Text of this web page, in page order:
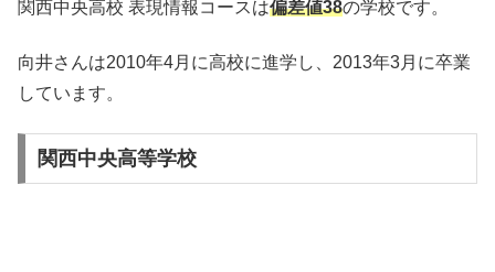
関西中央高校 表現情報コースは偏差値38の学校です。
向井さんは2010年4月に高校に進学し、2013年3月に卒業
しています。
関西中央高等学校